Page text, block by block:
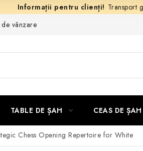
Transport
vânzare
TABLE DE ȘAH CEAS DE ȘAH
Chess Opening Repertoire for White